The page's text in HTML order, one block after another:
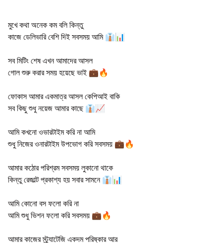
মুখে কথা অনেক কম বলি কিন্তু
কাজে ডেলিভারি বেশি দিই সবসময় আমি 👔📊
সব মিটিং শেষ এখন আমাদের আসল
গোল শুরু করার সময় হয়েছে ভাই 💼🔥
ফোকাস আমার একমাত্র আসল কেপিআই বাকি
সব কিছু শুধু নয়েজ আমার কাছে 👔📈
আমি কখনো ওভারটাইম করি না আমি
শুধু নিজের ওনারটাইম উপভোগ করি সবসময় 💼🔥
আমার কঠোর পরিশ্রম সবসময় লুকানো থাকে
কিন্তু রেজাল্ট প্রকাশ্য হয় সবার সামনে 👔📊
আমি কোনো বস ফলো করি না
আমি শুধু ভিশন ফলো করি সবসময় 💼🔥
আমার কাজের স্ট্র্যাটেজি একদম পরিষ্কার আর